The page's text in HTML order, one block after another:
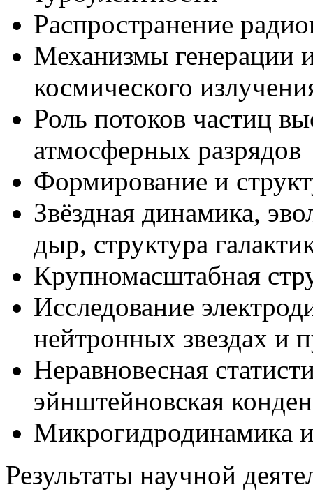
Распространение
Механизмы генерации
космического
Роль потоков частиц
атмосферных разрядов
Формирование и
Звёздная динамика,
дыр, структура
Крупномасштабная
Исследование
нейтронных звездах и
Неравновесная
эйнштейновская
Микрогидродинамика
Результаты научной